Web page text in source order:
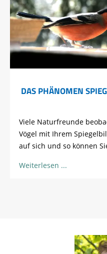
DAS PHÄNOMEN
Viele Naturfreunde
Vögel mit Ihrem
auf sich und so können
Weiterlesen